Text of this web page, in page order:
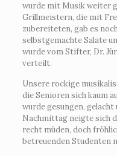
wurde mit Musik weiter
Grillmeistern, die mit
zubereiteten, gab es
selbstgemachte Salate
wurde vom Stifter, Dr.
verteilt.
Unsere rockige
die Senioren sich kaum
wurde gesungen,
Nachmittag neigte sich
recht müden, doch
betreuenden Studenten